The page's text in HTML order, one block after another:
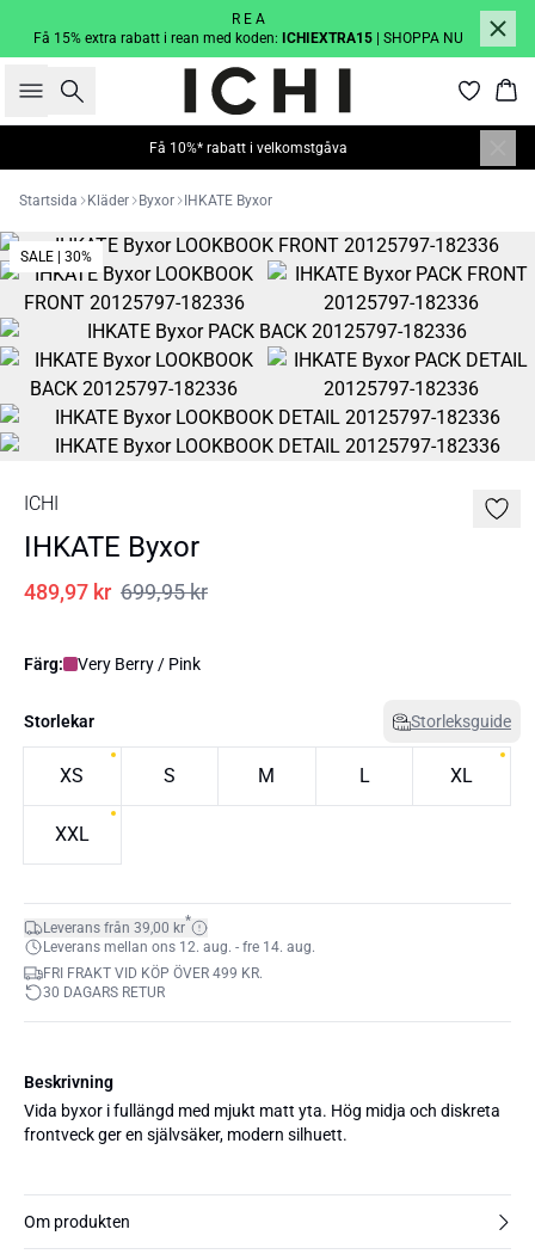
R E A
Få 15% extra rabatt i rean med koden: ICHIEXTRA15 | SHOPPA NU
Sök
Få 10%* rabatt i velkomstgåva
Startsida Kläder Byxor IHKATE Byxor
SALE | 30%
ICHI
IHKATE Byxor
489,97 kr 699,95 kr
Färg: Very Berry / Pink
Storlekar Storleksguide
XS S M L XL
XXL
Leverans från 39,00 kr*
Leverans mellan ons 12. aug. - fre 14. aug.
FRI FRAKT VID KÖP ÖVER 499 KR.
30 DAGARS RETUR
Beskrivning
Vida byxor i fullängd med mjukt matt yta. Hög midja och diskreta
frontveck ger en självsäker, modern silhuett.
Om produkten